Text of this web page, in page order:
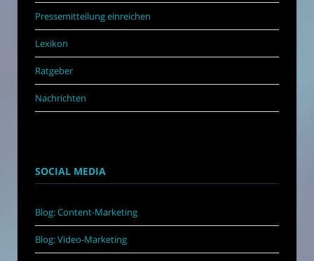
Pressemitteilung einreichen
Lexikon
Ratgeber
Nachrichten
SOCIAL MEDIA
Blog: Content-Marketing
Blog: Video-Marketing